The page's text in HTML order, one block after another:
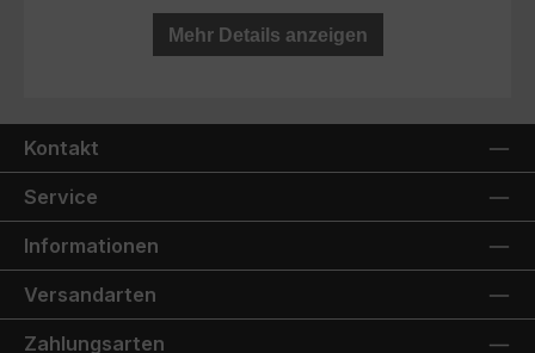
Mehr Details anzeigen
Kontakt
Service
Informationen
Versandarten
Zahlungsarten